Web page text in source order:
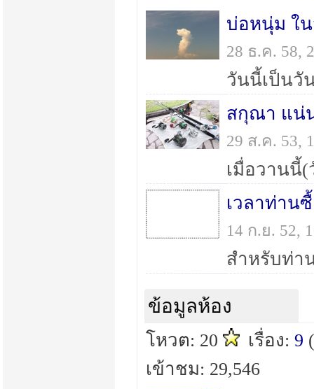
บ่อหนุ่ม ใ
28 ธ.ค. 58,
สกุณา แน่
29 ส.ค. 53,
เวลาท่าน
14 ก.ย. 52,
ข้อมูลห้อง
โหวต: 20 เรื่อง:9
เข้าชม: 29,546